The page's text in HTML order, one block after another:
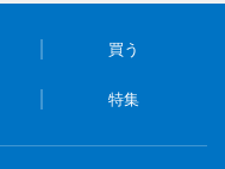
買う
特集